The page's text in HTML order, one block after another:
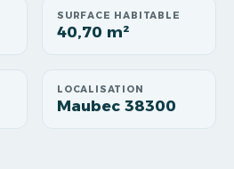
SURFACE HABITABLE
40,70 m²
LOCALISATION
Maubec 38300